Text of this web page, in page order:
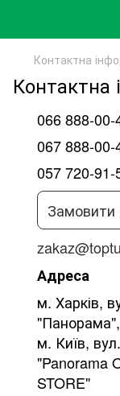
Контактна
Контактна
066 888-00-
067 888-00-
057 720-91-
Замовити
Адреса
м. Харків,
м. Київ,
"Panorama
STORE"